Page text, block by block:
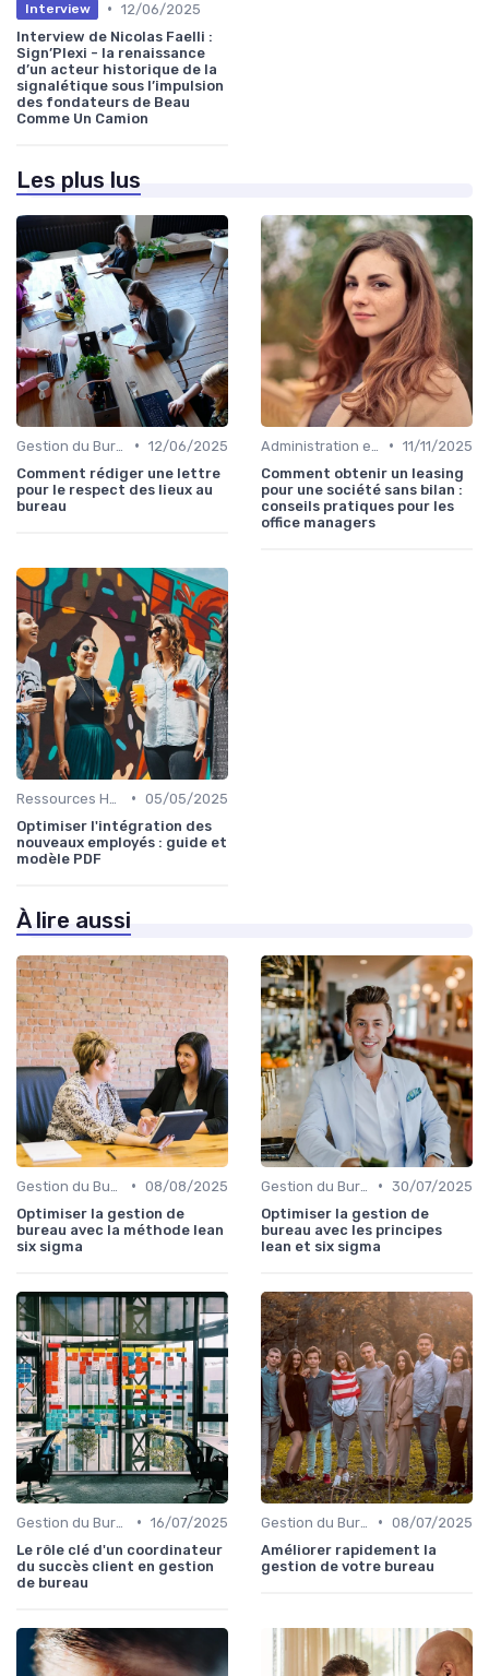
Interview • 12/06/2025
Interview de Nicolas Faelli :
Sign’Plexi - la renaissance
d’un acteur historique de la
signalétique sous l’impulsion
des fondateurs de Beau
Comme Un Camion
Les plus lus
• 12/06/2025
Comment rédiger une lettre
pour le respect des lieux au
bureau
• 11/11/2025
Comment obtenir un leasing
pour une société sans bilan :
conseils pratiques pour les
office managers
• 05/05/2025
Optimiser l'intégration des
nouveaux employés : guide et
modèle PDF
À lire aussi
• 08/08/2025
Optimiser la gestion de
bureau avec la méthode lean
six sigma
• 30/07/2025
Optimiser la gestion de
bureau avec les principes
lean et six sigma
• 16/07/2025
Le rôle clé d'un coordinateur
du succès client en gestion
de bureau
• 08/07/2025
Améliorer rapidement la
gestion de votre bureau